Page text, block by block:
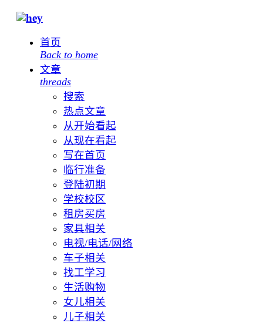
首页
Back to home
文章
threads
搜索
热点文章
从开始看起
从现在看起
写在首页
临行准备
登陆初期
学校校区
租房买房
家具相关
电视/电话/网络
车子相关
找工学习
生活购物
女儿相关
儿子相关